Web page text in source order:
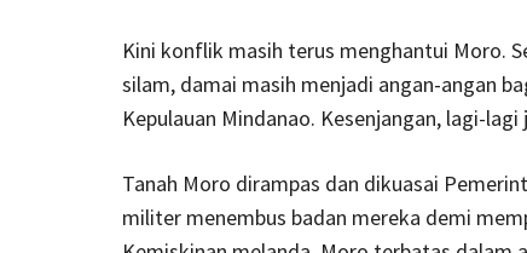
Kini konflik masih terus menghantui Moro.
silam, damai masih menjadi angan-angan
Kepulauan Mindanao. Kesenjangan, lagi-
Tanah Moro dirampas dan dikuasai
militer menembus badan mereka demi